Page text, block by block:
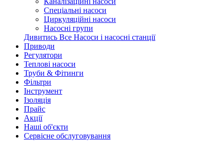
Спеціальні насоси
Циркуляційні насоси
Насосні групи
Дивитись Все Насоси і насосні станції
Приводи
Регулятори
Теплові насоси
Труби & Фітинги
Фільтри
Інструмент
Ізоляція
Прайс
Акції
Наші об'єкти
Сервісне обслуговування